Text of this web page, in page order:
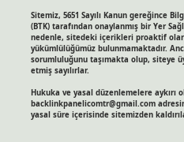
Sitemiz, 5651 Sayılı Kanun gereğince
(BTK) tarafından onaylanmış bir Yer
nedenle, sitedeki içerikleri proaktif
yükümlülüğümüz bulunmamaktadır.
sorumluluğunu taşımakta olup, siteye
etmiş sayılırlar.
Hukuka ve yasal düzenlemelere aykırı
backlinkpanelicomtr@gmail.com
yasal süre içerisinde sitemizden